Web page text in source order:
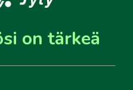
on tärkeä